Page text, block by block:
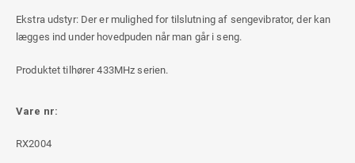
Ekstra udstyr: Der er mulighed for tilslutning af sengevibrator, der kan
lægges ind under hovedpuden når man går i seng.
Produktet tilhører 433MHz serien.
Vare nr:
RX2004